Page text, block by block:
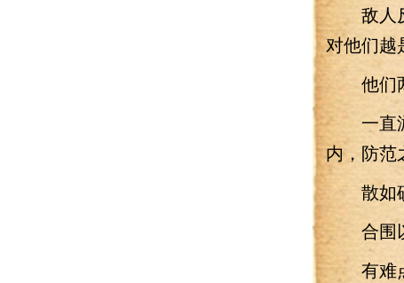
敌人反
对他们越
他们两
一直游
内，防范
散如砂
合围以
有难点